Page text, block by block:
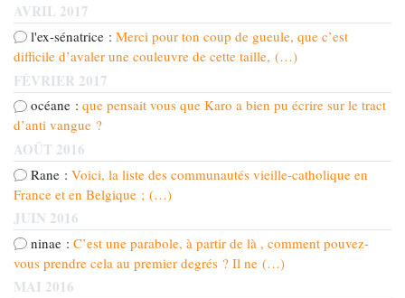
AVRIL 2017
l'ex-sénatrice : Merci pour ton coup de gueule, que c’est
difficile d’avaler une couleuvre de cette taille, (…)
FÉVRIER 2017
océane : que pensait vous que Karo a bien pu écrire sur le tract
d’anti vangue ?
AOÛT 2016
Rane : Voici, la liste des communautés vieille-catholique en
France et en Belgique ; (…)
JUIN 2016
ninae : C’est une parabole, à partir de là , comment pouvez-
vous prendre cela au premier degrés ? Il ne (…)
MAI 2016